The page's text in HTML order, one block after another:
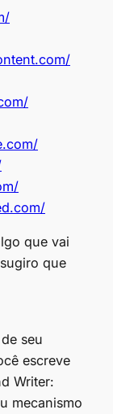
que vai
que
seu
escreve
Writer:
mecanismo